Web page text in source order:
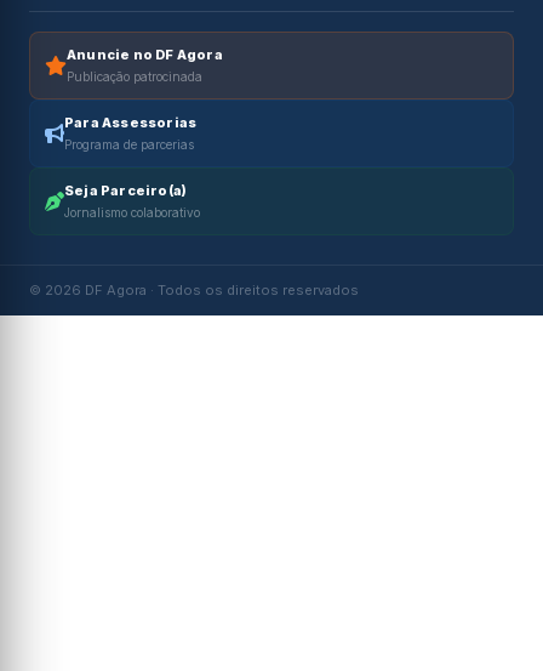
Anuncie no DF Agora
Publicação patrocinada
Para Assessorias
Programa de parcerias
Seja Parceiro(a)
Jornalismo colaborativo
© 2026 DF Agora · Todos os direitos reservados